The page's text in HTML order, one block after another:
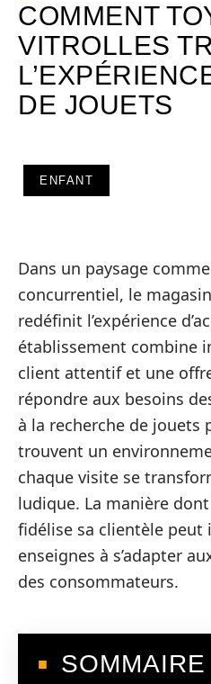
COMMENT
VITROLLES
DE JOUETS
ENFANT
Dans un paysage
concurrentiel, le magasin
redéfinit l’expérience
établissement combine
client attentif et une
répondre aux besoins
à la recherche de jouets
trouvent un
chaque visite se
ludique. La manière dont
fidélise sa clientèle peut
enseignes à s’adapter
des consommateurs.
SOMMAIRE